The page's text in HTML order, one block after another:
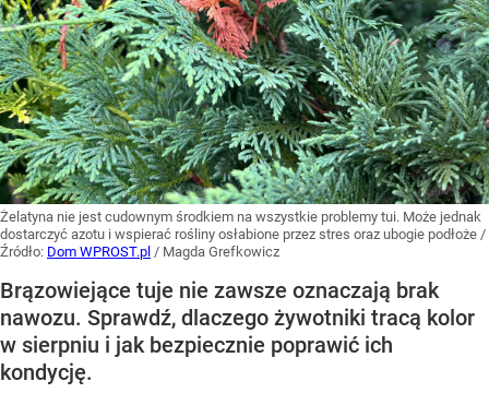
Żelatyna nie jest cudownym środkiem na wszystkie problemy tui. Może jednak
dostarczyć azotu i wspierać rośliny osłabione przez stres oraz ubogie podłoże /
Źródło: Dom WPROST.pl / Magda Grefkowicz
Brązowiejące tuje nie zawsze oznaczają brak
nawozu. Sprawdź, dlaczego żywotniki tracą kolor
w sierpniu i jak bezpiecznie poprawić ich
kondycję.